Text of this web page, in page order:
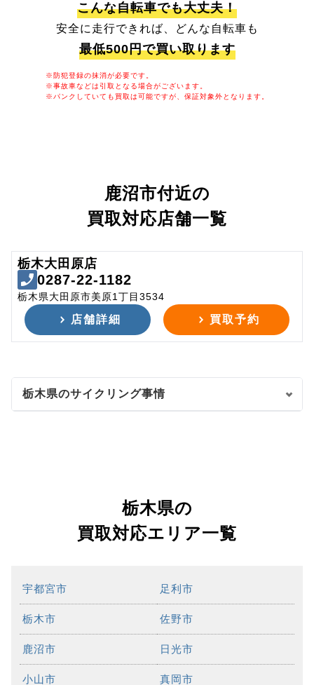
こんな自転車でも大丈夫！
安全に走行できれば、どんな自転車も
最低500円で買い取ります
※防犯登録の抹消が必要です。
※事故車などは引取となる場合がございます。
※パンクしていても買取は可能ですが、保証対象外となります。
鹿沼市付近の
買取対応店舗一覧
栃木大田原店
0287-22-1182
栃木県大田原市美原1丁目3534
店舗詳細 買取予約
栃木県のサイクリング事情
栃木県の
買取対応エリア一覧
宇都宮市 足利市
栃木市 佐野市
鹿沼市 日光市
小山市 真岡市